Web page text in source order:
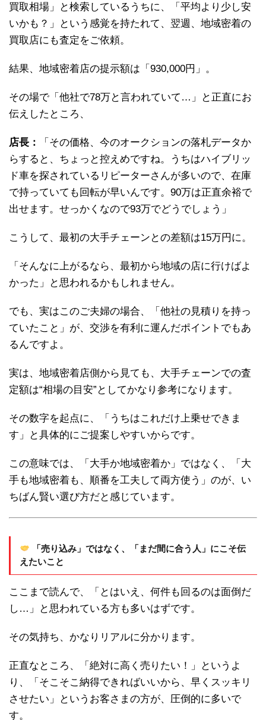
買取相場」と検索しているうちに、「平均より少し安
いかも？」という感覚を持たれて、翌週、地域密着の
買取店にも査定をご依頼。
結果、地域密着店の提示額は「930,000円」。
その場で「他社で78万と言われていて…」と正直にお
伝えしたところ、
店長：
「その価格、今のオークションの落札データか
らすると、ちょっと控えめですね。うちはハイブリッ
ド車を探されているリピーターさんが多いので、在庫
で持っていても回転が早いんです。90万は正直余裕で
出せます。せっかくなので93万でどうでしょう」
こうして、最初の大手チェーンとの差額は15万円に。
「そんなに上がるなら、最初から地域の店に行けばよ
かった」と思われるかもしれません。
でも、実はこのご夫婦の場合、「他社の見積りを持っ
ていたこと」が、交渉を有利に運んだポイントでもあ
るんですよ。
実は、地域密着店側から見ても、大手チェーンでの査
定額は“相場の目安”としてかなり参考になります。
その数字を起点に、「うちはこれだけ上乗せできま
す」と具体的にご提案しやすいからです。
この意味では、「大手か地域密着か」ではなく、「大
手も地域密着も、順番を工夫して両方使う」のが、い
ちばん賢い選び方だと感じています。
「売り込み」ではなく、「まだ間に合う人」にこそ伝
えたいこと
ここまで読んで、「とはいえ、何件も回るのは面倒だ
し…」と思われている方も多いはずです。
その気持ち、かなりリアルに分かります。
正直なところ、「絶対に高く売りたい！」というよ
り、「そこそこ納得できればいいから、早くスッキリ
させたい」というお客さまの方が、圧倒的に多いで
す。